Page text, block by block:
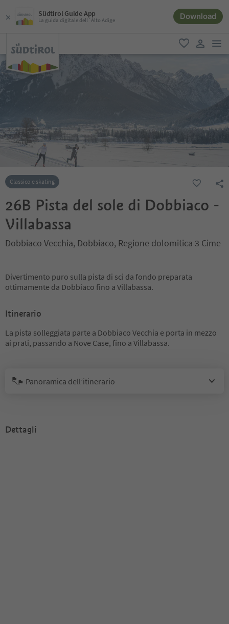
Südtirol Guide App
La guida digitale dell´Alto Adige Download
favoriti
user link
Classico e skating
26B Pista del sole di Dobbiaco -
Villabassa
Dobbiaco Vecchia, Dobbiaco, Regione dolomitica 3 Cime
Divertimento puro sulla pista di sci da fondo preparata
ottimamente da Dobbiaco fino a Villabassa.
Itinerario
La pista solleggiata parte a Dobbiaco Vecchia e porta in mezzo
ai prati, passando a Nove Case, fino a Villabassa.
Panoramica dell’itinerario
Dettagli